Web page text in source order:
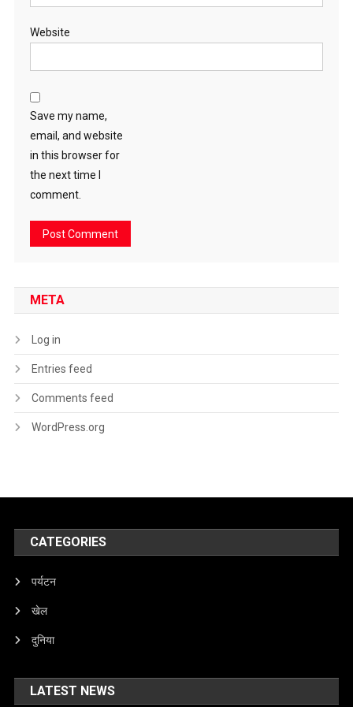
Website
Save my name,
email, and website
in this browser for
the next time I
comment.
META
Log in
Entries feed
Comments feed
WordPress.org
CATEGORIES
पर्यटन
खेल
दुनिया
LATEST NEWS